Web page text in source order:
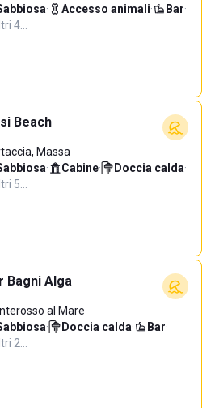
· Accesso animali· Bar·
4…
Beach
Massa
· Cabine· Doccia calda·
5…
Bagni Alga
al Mare
· Doccia calda· Bar·
2…